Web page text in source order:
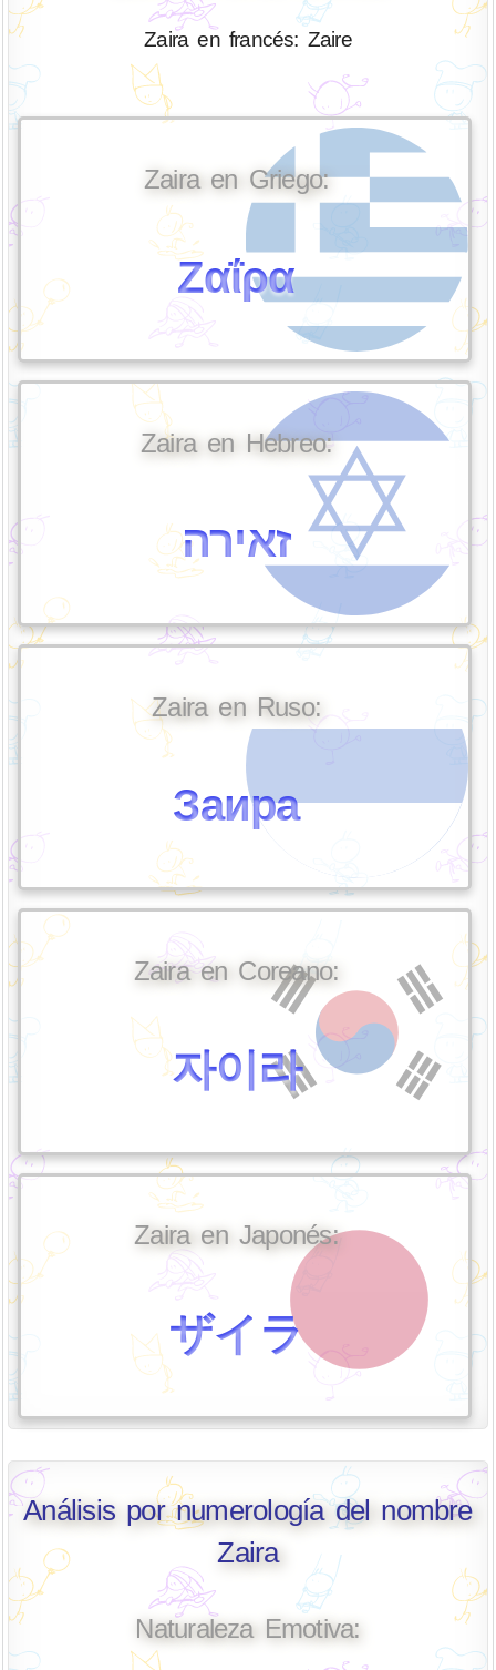
Zaira en francés: Zaire
Zaira en Griego:
Ζαΐρα
Zaira en Hebreo:
זאירה
Zaira en Ruso:
Заира
Zaira en Coreano:
자이라
Zaira en Japonés:
ザイラ
Análisis por numerología del nombre
Zaira
Naturaleza Emotiva: